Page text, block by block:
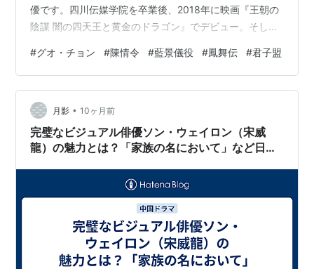
優です。四川伝媒学院を卒業後、2018年に映画『王朝の
陰謀 闇の四天王と黄金のドラゴン』でデビュー。そして
令』の藍景儀役で一躍その名を広めました。
www.youtube.com 真っ直ぐで少し毒舌、だけど憎めな
いキャラクターを演じさせたら天下一品。近年ではコメ
ディからシリアスなサスペンスまで、役の幅を大きく広
げ、次世代を担う俳優として「星辰大海（中国の若手俳
優選抜計画）」にも選出される…
#グオ・チョン #陳情令 #藍景儀役 #鳳舞伝 #君子盟
月影 • 10ヶ月前
完璧なビジュアル俳優ソン・ウェイロン（宋威
龍）の魅力とは？「家族の名において」など日本